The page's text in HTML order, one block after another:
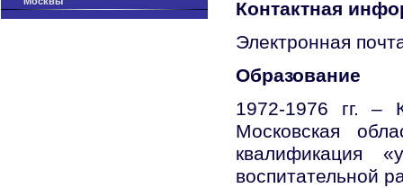
Контактная
Электронная
Образование
1972-1976 гг. –
Московская
квалификация
воспитательной